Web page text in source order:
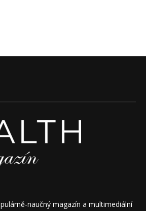
naučný magazín a multimediální